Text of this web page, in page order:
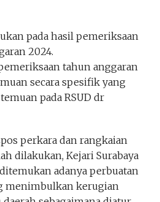
pada hasil pemeriksaan
2024.
tahun anggaran
secara spesifik yang
pada RSUD dr
perkara dan rangkaian
dilakukan, Kejari Surabaya
adanya perbuatan
menimbulkan kerugian